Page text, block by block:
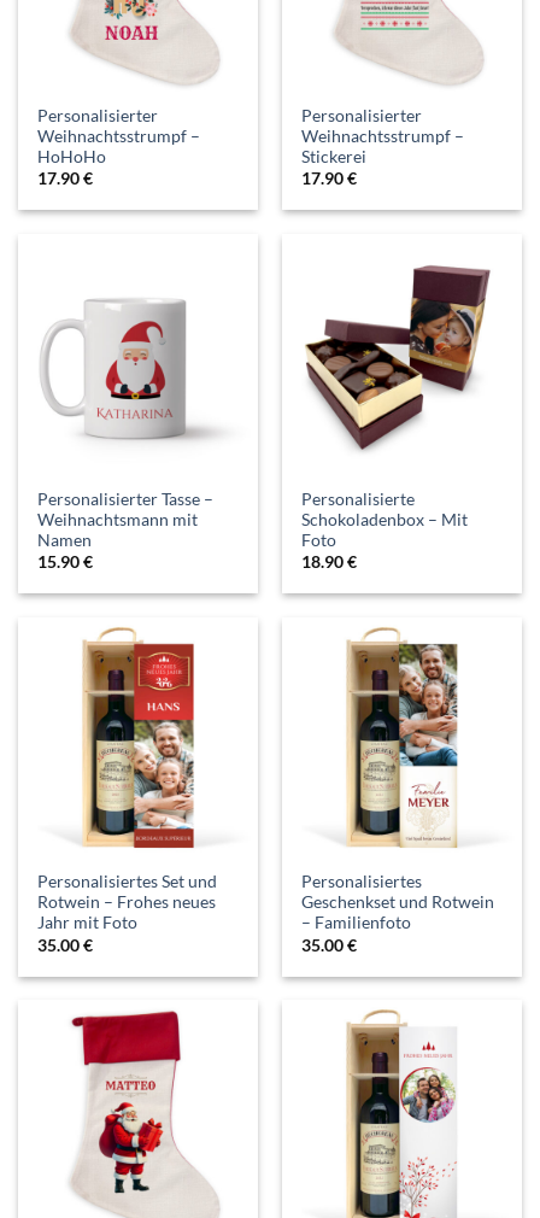
Personalisierter
Weihnachtsstrumpf –
HoHoHo
17.90€
Personalisierter
Weihnachtsstrumpf –
Stickerei
17.90€
Personalisierter Tasse –
Weihnachtsmann mit
Namen
15.90€
Personalisierte
Schokoladenbox – Mit
Foto
18.90€
Personalisiertes Set und
Rotwein – Frohes neues
Jahr mit Foto
35.00€
Personalisiertes
Geschenkset und Rotwein
– Familienfoto
35.00€